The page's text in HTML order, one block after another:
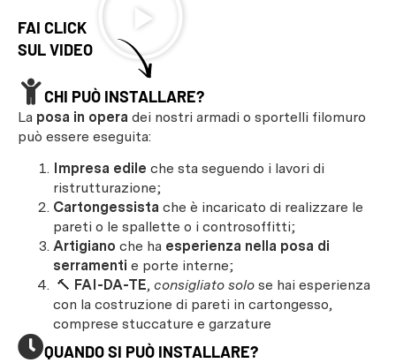
FAI CLICK
SUL VIDEO
CHI PUÒ INSTALLARE?
La posa in opera dei nostri armadi o sportelli filomuro
può essere eseguita:
Impresa edile che sta seguendo i lavori di
ristrutturazione;
Cartongessista che è incaricato di realizzare le
pareti o le spallette o i controsoffitti;
Artigiano che ha esperienza nella posa di
serramenti e porte interne;
🔨 FAI-DA-TE, consigliato solo se hai esperienza
con la costruzione di pareti in cartongesso,
comprese stuccature e garzature
QUANDO SI PUÒ INSTALLARE?